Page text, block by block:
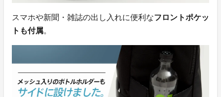
スマホや新聞・雑誌の出し入れに便利なフロントポケッ
トも付属。